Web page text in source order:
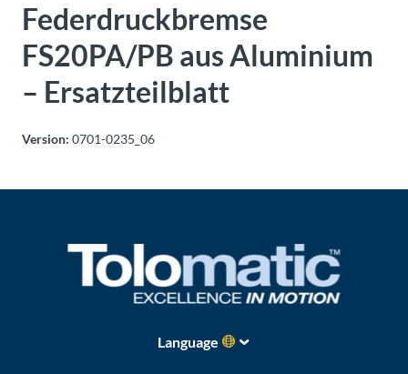
Federdruckbremse
FS20PA/PB aus Aluminium
– Ersatzteilblatt
Version: 0701-0235_06
Language
Tolomatic
Kontakt
Ingenieur
Veranstaltungen